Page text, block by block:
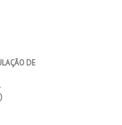
DE